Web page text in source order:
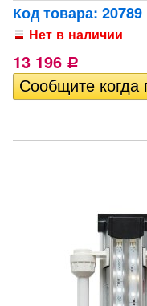
Код товара: 20789
Нет в наличии
13 196 Р